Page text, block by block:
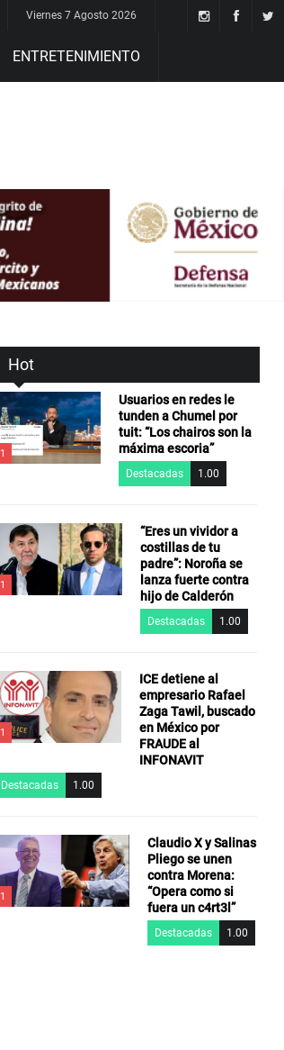
Viernes 7 Agosto 2026
ENTRETENIMIENTO
Hot
1
Usuarios en redes le
tunden a Chumel por
tuit: “Los chairos son la
máxima escoria”
Destacadas 1.00
1
“Eres un vividor a
costillas de tu
padre”: Noroña se
lanza fuerte contra
hijo de Calderón
Destacadas 1.00
1
ICE detiene al
empresario Rafael
Zaga Tawil, buscado
en México por
FRAUDE al
INFONAVIT
Destacadas 1.00
1
Claudio X y Salinas
Pliego se unen
contra Morena:
“Opera como si
fuera un c4rt3l”
Destacadas 1.00